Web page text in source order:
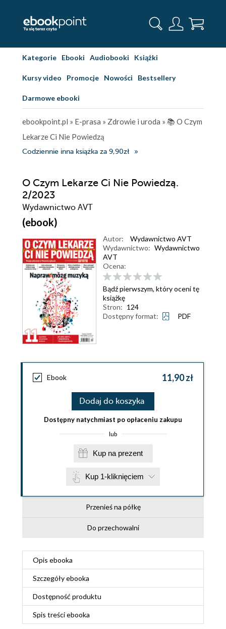
Kategorie Ebooki Audiobooki Książki
Kursy video Promocje Nowości Bestsellery
Darmowe ebooki
ebookpoint.pl » E-prasa » Zdrowie i uroda » 📚 O Czym
Lekarze Ci Nie Powiedzą
Codziennie inna książka za 9,90zł
O Czym Lekarze Ci Nie Powiedzą.
2/2023
Wydawnictwo AVT
(ebook)
Autor:
Wydawnictwo AVT
Wydawnictwo: Wydawnictwo
AVT
Ocena:
Bądź pierwszym, który oceni tę
książkę
Stron: 124
Dostępny format:
PDF
Ebook 11,90 zł
Dodaj do koszyka
Dostępny natychmiast po opłaceniu zakupu
lub
Kup na prezent
Kup 1-kliknięciem
Przenieś na półkę
Do przechowalni
Opis ebooka
Szczegółyebooka
Dostępność produktu
Spis treściebooka